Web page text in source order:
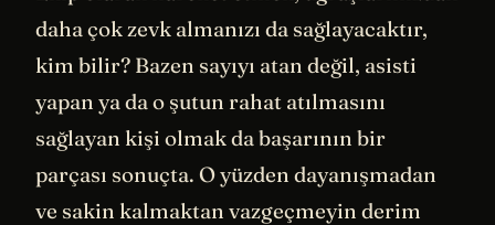
daha çok zevk almanızı da sağlayacaktır,
kim bilir? Bazen sayıyı atan değil, asisti
yapan ya da o şutun rahat atılmasını
sağlayan kişi olmak da başarının bir
parçası sonuçta. O yüzden dayanışmadan
ve sakin kalmaktan vazgeçmeyin derim